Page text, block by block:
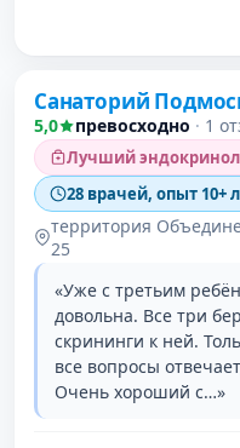
Санаторий
5,0 превосходно · 1
Лучший
28 врачей, опыт 10+
территория
25
«Уже с третьим
довольна. Все три
скрининги к ней.
все вопросы
Очень хороший с…»